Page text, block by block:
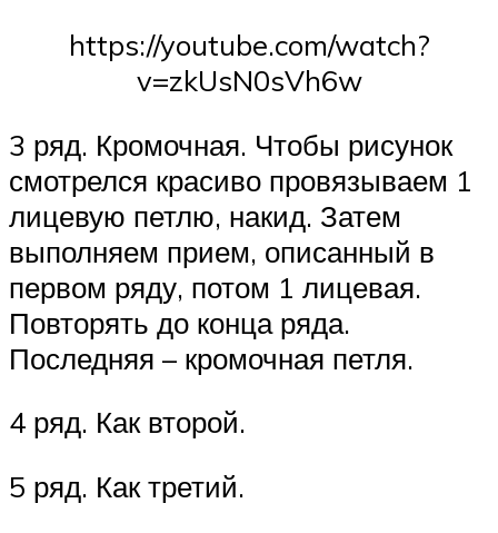
https://youtube.com/watch?
v=zkUsN0sVh6w
3 ряд. Кромочная. Чтобы рисунок
смотрелся красиво провязываем 1
лицевую петлю, накид. Затем
выполняем прием, описанный в
первом ряду, потом 1 лицевая.
Повторять до конца ряда.
Последняя – кромочная петля.
4 ряд. Как второй.
5 ряд. Как третий.